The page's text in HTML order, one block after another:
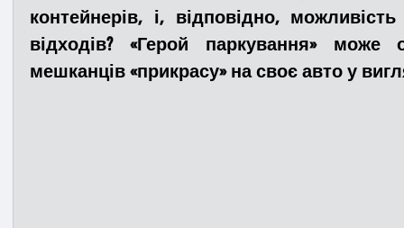
Адмінпротокол Свята Поліція
контейнерів, і, відповідно,
відходів? «Герой паркування» може
мешканців «прикрасу» на своє авто у